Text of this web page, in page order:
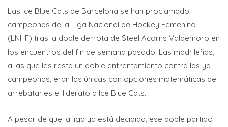
Las Ice Blue Cats de Barcelona se han proclamado
campeonas de la Liga Nacional de Hockey Femenino
(LNHF) tras la doble derrota de Steel Acorns Valdemoro en
los encuentros del fin de semana pasado. Las madrileñas,
a las que les resta un doble enfrentamiento contra las ya
campeonas, eran las únicas con opciones matemáticas de
arrebatarles el liderato a Ice Blue Cats.
A pesar de que la liga ya está decidida, ese doble partido